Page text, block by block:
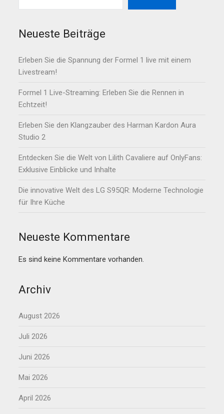
Neueste Beiträge
Erleben Sie die Spannung der Formel 1 live mit einem
Livestream!
Formel 1 Live-Streaming: Erleben Sie die Rennen in
Echtzeit!
Erleben Sie den Klangzauber des Harman Kardon Aura
Studio 2
Entdecken Sie die Welt von Lilith Cavaliere auf OnlyFans:
Exklusive Einblicke und Inhalte
Die innovative Welt des LG S95QR: Moderne Technologie
für Ihre Küche
Neueste Kommentare
Es sind keine Kommentare vorhanden.
Archiv
August 2026
Juli 2026
Juni 2026
Mai 2026
April 2026